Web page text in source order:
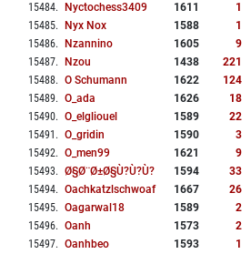
15484. Nyctochess3409 1611 1
15485. Nyx Nox 1588 1
15486. Nzannino 1605 9
15487. Nzou 1438 221
15488. O Schumann 1622 124
15489. O_ada 1626 18
15490. O_elgliouel 1589 22
15491 . O_gridin 1590 3
15492. O_men99 1621 9
15493. Ø§ø¨ø±ø§ù?ù?ù? 1594 33
15494. Oachkatzlschwoaf 1667 26
15495. Oagarwal18 1589 2
15496. Oanh 1573 2
15497. Oanhbeo 1593 1